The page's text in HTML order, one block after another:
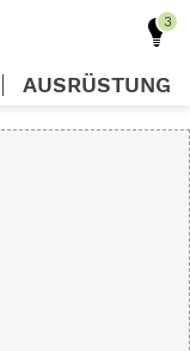
AUSRÜSTUNG